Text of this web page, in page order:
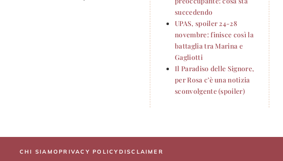
succedendo
UPAS, spoiler 24-28
novembre: finisce così la
battaglia tra Marina e
Gagliotti
Il Paradiso delle Signore,
per Rosa c’è una notizia
sconvolgente (spoiler)
CHI SIAMO PRIVACY POLICY DISCLAIMER